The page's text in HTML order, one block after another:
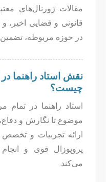
مقالات ژورنال‌های
قانونی و قضایی اخیر،
در حوزه مربوطه،
نقش استاد راهنما
چیست؟
استاد راهنما در تمام
موضوع تا نگارش و
ارائه تجربیات و
پروپوزال قوی و
می‌کند.